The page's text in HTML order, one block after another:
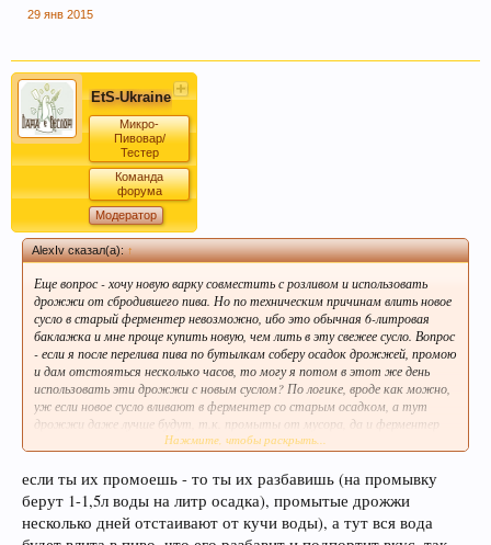
Кофе оказывает воздействие на
преждевременное старение человека и
способствует развитию онкозаболеваний. Пиво
же наоборот защищает ДНК.
Пиво может оказать положительное действие
служить средством их профилактики
2. Совместил варку с переливом
Для того, чтобы видеть ссылки, Вам необходимо
иливойти
5,6%.Объем сусла24 л. Снял жидкость сверху, верх и 40% всех
дрожжей.
3. Текущее брожение
Для того, чтобы видеть ссылки, Вам необходимо
иливойтина форум под своим именем.
10%. Объем сусла 32 л.
4. в 50 л. бочке,
Для того, чтобы видеть ссылки, Вам необходимозарегистрироваться
иливойтина форум под своим именем.
, т.к. очень хорошо получился.
5. продолжение длинное, писать нет смысла, по сути это использование
вторичных дрожжей, но с меньшей вероятностью заражения, но есть
вероятность загрязнение пива
Итого 4 раза. Дрожжи после второго раза законсервировал.
29 янв 2015
EtS-Ukraine
Микро-
Пивовар/
Тестер
Команда
форума
Модератор
AlexIv сказал(а):↑
Еще вопрос - хочу новую варку совместить с розливом и использовать
дрожжи от сбродившего пива. Но по техническим причинам влить новое
сусло в старый ферментер невозможно, ибо это обычная 6-литровая
баклажка и мне проще купить новую, чем лить в эту свежее сусло. Вопрос
- если я после перелива пива по бутылкам соберу осадок дрожжей, промою
и дам отстояться несколько часов, то могу я потом в этот же день
использовать эти дрожжи с новым суслом? По логике, вроде как можно,
уж если новое сусло вливают в ферментер со старым осадком, а тут
дрожжи даже лучше будут, т.к. промыты от мусора, да и ферментер
новый будет. Но возможно тут есть какие-то подводные камни, вот и
Нажмите, чтобы раскрыть...
если ты их промоешь - то ты их разбавишь (на промывку
берут 1-1,5л воды на литр осадка), промытые дрожжи
несколько дней отстаивают от кучи воды), а тут вся вода